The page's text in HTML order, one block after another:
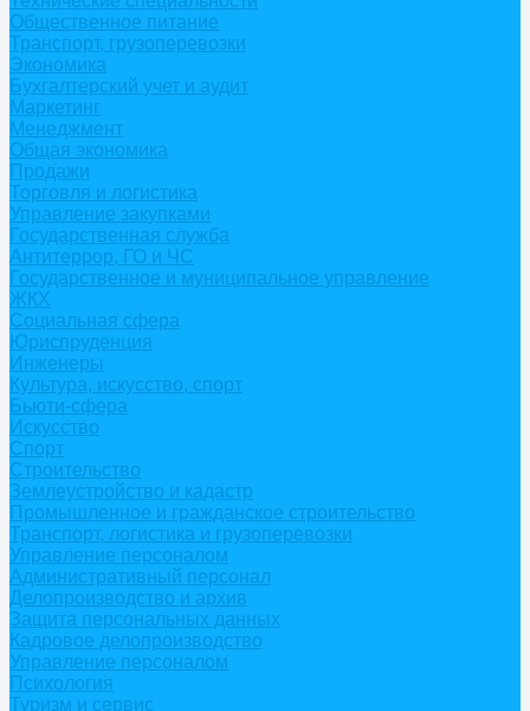
Общественное питание
Транспорт, грузоперевозки
Экономика
Бухгалтерский учет и аудит
Маркетинг
Менеджмент
Общая экономика
Продажи
Торговля и логистика
Управление закупками
Государственная служба
Антитеррор, ГО и ЧС
Государственное и муниципальное управление
ЖКХ
Социальная сфера
Юриспруденция
Инженеры
Культура, искусство, спорт
Бьюти-сфера
Искусство
Спорт
Строительство
Землеустройство и кадастр
Промышленное и гражданское строительство
Транспорт, логистика и грузоперевозки
Управление персоналом
Административный персонал
Делопроизводство и архив
Защита персональных данных
Кадровое делопроизводство
Управление персоналом
Психология
Туризм и сервис